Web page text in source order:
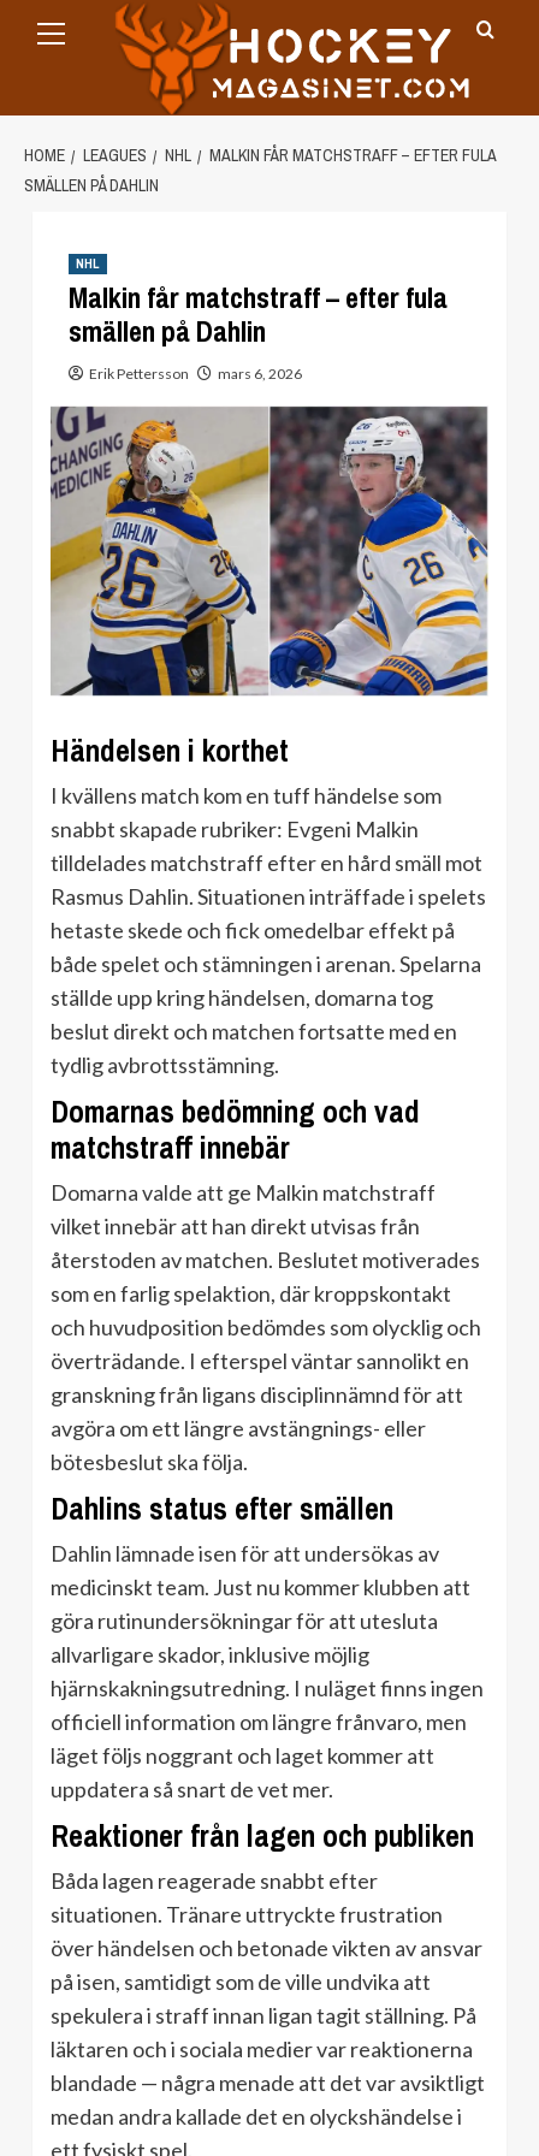
Menu
HOME LEAGUES NHL
MALKIN FÅR MATCHSTRAFF – EFTER FULA
SMÄLLEN PÅ DAHLIN
NHL
Malkin får matchstraff – efter fula
smällen på Dahlin
Erik Pettersson mars 6, 2026
Händelsen i korthet
I kvällens match kom en tuff händelse som
snabbt skapade rubriker: Evgeni Malkin
tilldelades matchstraff efter en hård smäll mot
Rasmus Dahlin. Situationen inträffade i spelets
hetaste skede och fick omedelbar effekt på
både spelet och stämningen i arenan. Spelarna
ställde upp kring händelsen, domarna tog
beslut direkt och matchen fortsatte med en
tydlig avbrottsstämning.
Domarnas bedömning och vad
matchstraff innebär
Domarna valde att ge Malkin matchstraff
vilket innebär att han direkt utvisas från
återstoden av matchen. Beslutet motiverades
som en farlig spelaktion, där kroppskontakt
och huvudposition bedömdes som olycklig och
överträdande. I efterspel väntar sannolikt en
granskning från ligans disciplinnämnd för att
avgöra om ett längre avstängnings- eller
bötesbeslut ska följa.
Dahlins status efter smällen
Dahlin lämnade isen för att undersökas av
medicinskt team. Just nu kommer klubben att
göra rutinundersökningar för att utesluta
allvarligare skador, inklusive möjlig
hjärnskakningsutredning. I nuläget finns ingen
officiell information om längre frånvaro, men
läget följs noggrant och laget kommer att
uppdatera så snart de vet mer.
Reaktioner från lagen och publiken
Båda lagen reagerade snabbt efter
situationen. Tränare uttryckte frustration
över händelsen och betonade vikten av ansvar
på isen, samtidigt som de ville undvika att
spekulera i straff innan ligan tagit ställning. På
läktaren och i sociala medier var reaktionerna
blandade — några menade att det var avsiktligt
medan andra kallade det en olyckshändelse i
ett fysiskt spel.